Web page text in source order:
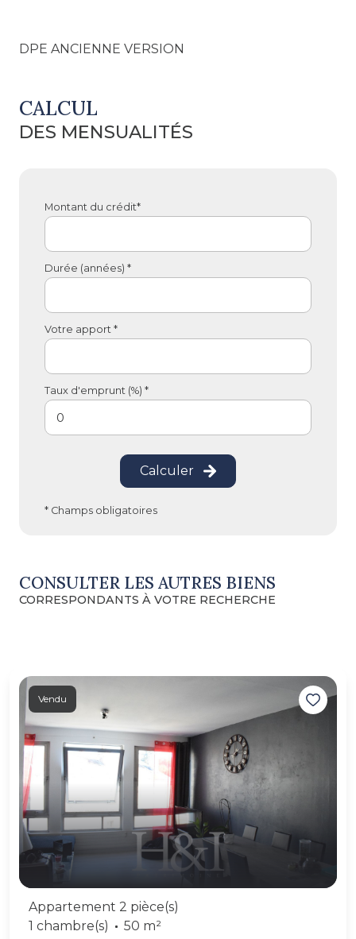
DPE ANCIENNE VERSION
CALCUL
DES MENSUALITÉS
Montant du crédit*
Durée (années) *
Votre apport *
Taux d'emprunt (%) *
Calculer
* Champs obligatoires
CONSULTER LES AUTRES BIENS
CORRESPONDANTS À VOTRE RECHERCHE
Vendu
Appartement 2 pièce(s)
1 chambre(s)
50 m²